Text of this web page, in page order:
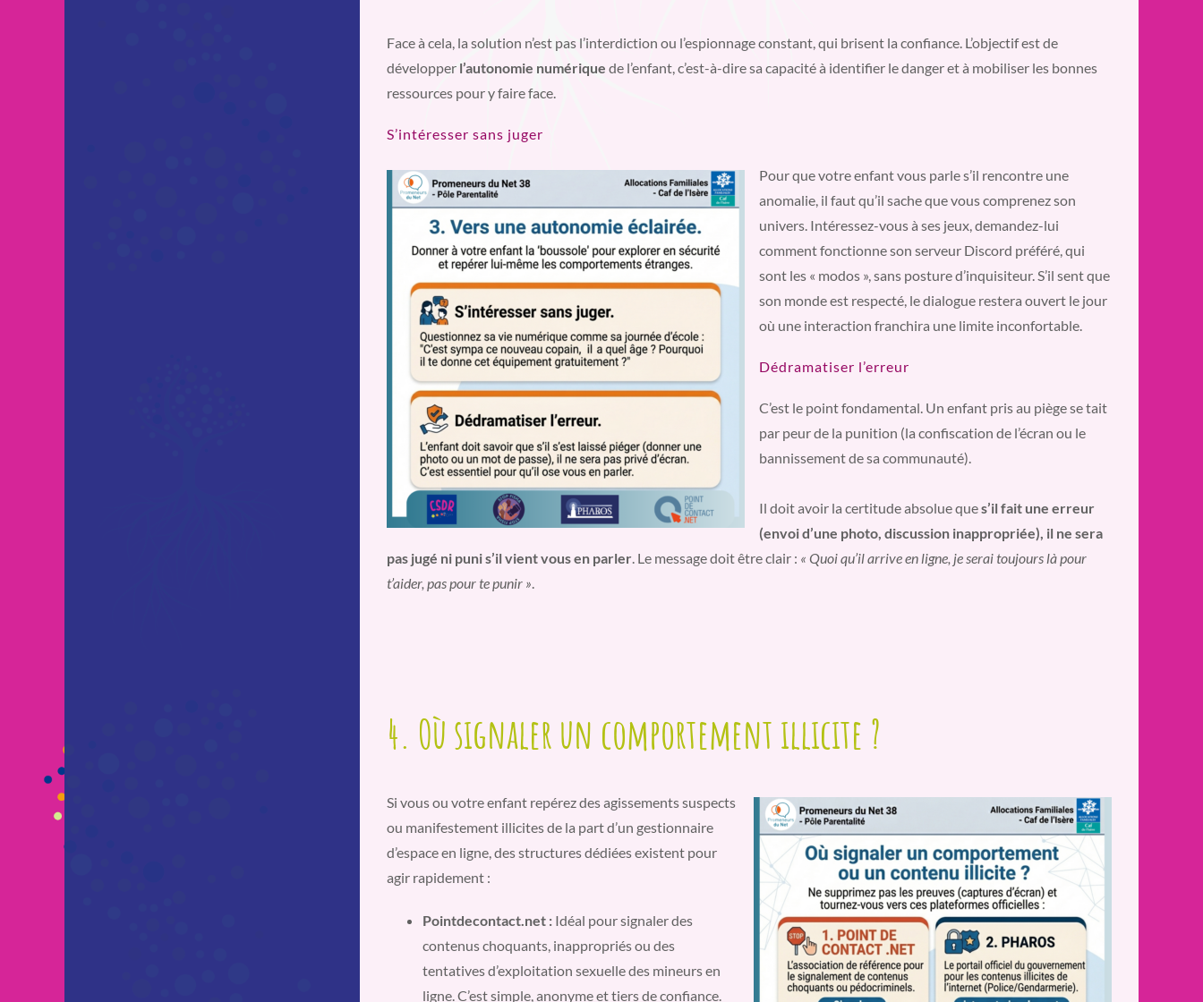
Face à cela, la solution n’est pas l’interdiction ou l’espionnage constant, qui brisent la confiance. L’objectif est de
développer l’autonomie numérique de l’enfant, c’est-à-dire sa capacité à identifier le danger et à mobiliser les bonnes
ressources pour y faire face.
S’intéresser sans juger
Pour que votre enfant vous parle s’il rencontre une
anomalie, il faut qu’il sache que vous comprenez son
univers. Intéressez-vous à ses jeux, demandez-lui
comment fonctionne son serveur Discord préféré, qui
sont les « modos », sans posture d’inquisiteur. S’il sent que
son monde est respecté, le dialogue restera ouvert le jour
où une interaction franchira une limite inconfortable.
Dédramatiser l’erreur
C’est le point fondamental. Un enfant pris au piège se tait
par peur de la punition (la confiscation de l’écran ou le
bannissement de sa communauté).
Il doit avoir la certitude absolue ques’il fait une erreur
(envoi d’une photo, discussion inappropriée), il ne sera
pas jugé ni puni s’il vient vous en parler . Le message doit être clair : « Quoi qu’il arrive en ligne, je serai toujours là pour
t’aider, pas pour te punir »
4. Où signaler un comportement illicite ?
Si vous ou votre enfant repérez des agissements suspects
ou manifestement illicites de la part d’un gestionnaire
d’espace en ligne, des structures dédiées existent pour
agir rapidement :
Pointdecontact.net : Idéal pour signaler des
contenus choquants, inappropriés ou des
tentatives d’exploitation sexuelle des mineurs en
ligne. C’est simple, anonyme et tiers de confiance.